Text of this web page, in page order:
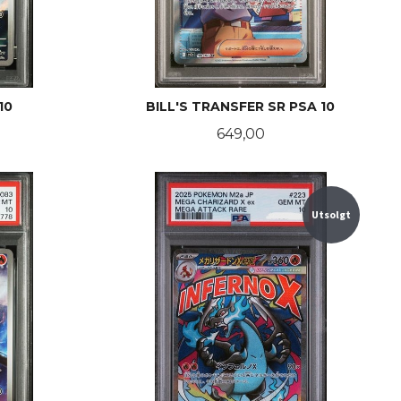
BILL'S TRANSFER SR PSA 10
Pris
649,00
KJØP
Utsolgt